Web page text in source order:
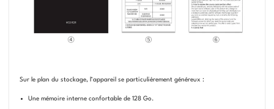
Sur le plan du stockage, l’appareil se particulièrement généreux :
Une mémoire interne confortable de 128 Go.